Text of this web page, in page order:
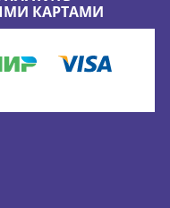
КАРТАМИ